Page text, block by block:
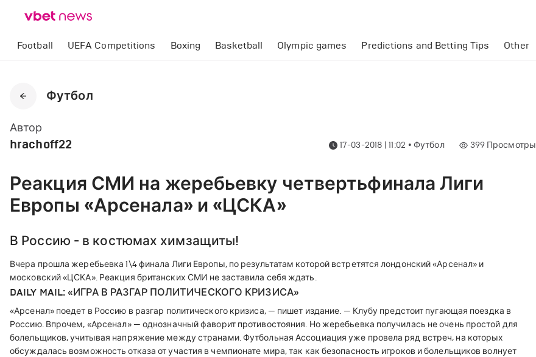
Football UEFA Competitions Boxing Basketball Olympic games Predictions and Betting Tips Other
Футбол
Автор
hrachoff22 17-03-2018 | 11:02 • Футбол 399 Просмотры
Реакция СМИ на жеребьевку четвертьфинала Лиги
Европы «Арсенала» и «ЦСКА»
В Россию - в костюмах химзащиты!
Вчера прошла жеребьевка 1\4 финала Лиги Европы, по результатам которой встретятся лондонский «Арсенал» и
московский «ЦСКА». Реакция британских СМИ не заставила себя ждать.
DAILY MAIL: «ИГРА В РАЗГАР ПОЛИТИЧЕСКОГО КРИЗИСА»
«Арсенал» поедет в Россию в разгар политического кризиса, — пишет издание. — Клубу предстоит пугающая поездка в
Россию. Впрочем, «Арсенал» — однозначный фаворит противостояния. Но жеребьевка получилась не очень простой для
болельщиков, учитывая напряжение между странами. Футбольная Ассоциация уже провела ряд встреч, на которых
обсуждалась возможность отказа от участия в чемпионате мира, так как безопасность игроков и болельщиков волнует